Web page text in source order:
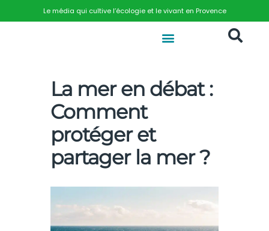
Le média qui cultive l’écologie et le vivant en Provence
La mer en débat :
Comment
protéger et
partager la mer ?